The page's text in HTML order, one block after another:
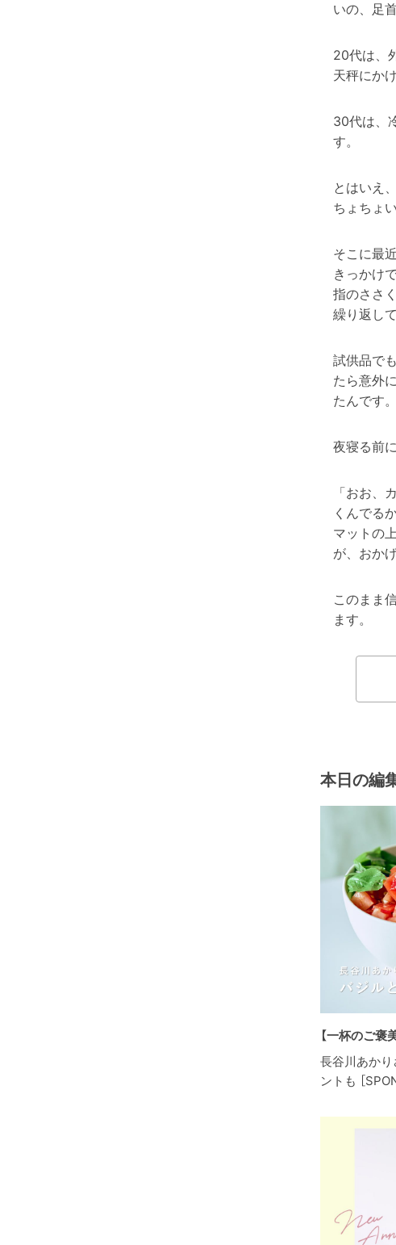
いの、足
20代は、
天秤にか
30代は、
す。
とはいえ
ちょちょ
そこに最
きっかけ
指のささ
繰り返し
試供品で
たら意外
たんです。
夜寝る前
「おお、
くんでる
マットの
が、おか
このまま
ます。
本日の編
【一杯のご褒
長谷川あかり
ントも ［